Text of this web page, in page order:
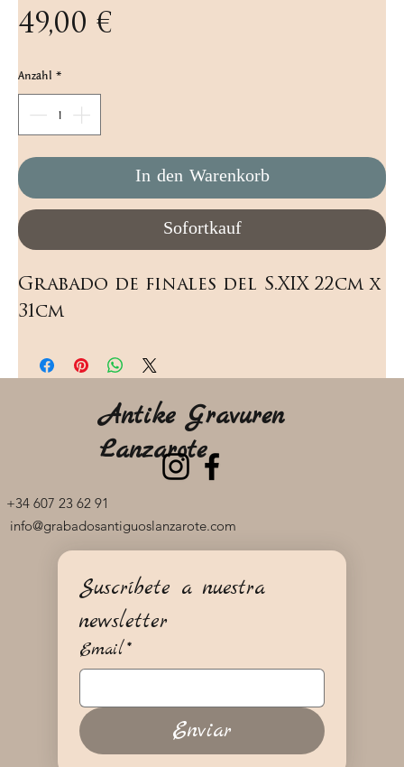
49,00 €
Anzahl *
In den Warenkorb
Sofortkauf
Grabado de finales del S.XIX 22cm x
31cm
+34 607 23 62 91
info@grabadosantiguoslanzarote.com
Antike Gravuren
Lanzarote
Suscríbete a nuestra
newsletter
Email*
Enviar